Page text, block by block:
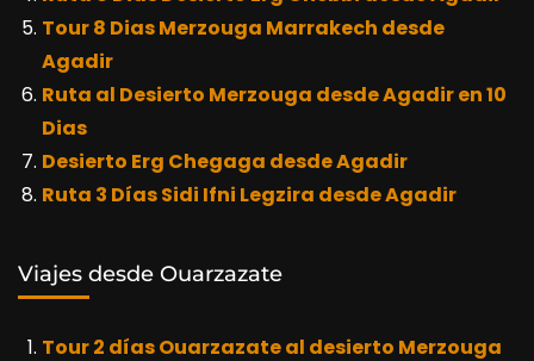
Tour 8 Dias Merzouga Marrakech desde
Agadir
Ruta al Desierto Merzouga desde Agadir en 10
Dias
Desierto Erg Chegaga desde Agadir
Ruta 3 Días Sidi Ifni Legzira desde Agadir
Viajes desde Ouarzazate
Tour 2 días Ouarzazate al desierto Merzouga